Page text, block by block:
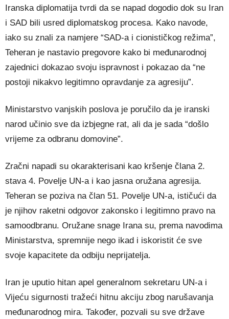
Iranska diplomatija tvrdi da se napad dogodio dok su Iran
i SAD bili usred diplomatskog procesa. Kako navode,
iako su znali za namjere “SAD-a i cionističkog režima”,
Teheran je nastavio pregovore kako bi međunarodnoj
zajednici dokazao svoju ispravnost i pokazao da “ne
postoji nikakvo legitimno opravdanje za agresiju”.
Ministarstvo vanjskih poslova je poručilo da je iranski
narod učinio sve da izbjegne rat, ali da je sada “došlo
vrijeme za odbranu domovine”.
Zračni napadi su okarakterisani kao kršenje člana 2.
stava 4. Povelje UN-a i kao jasna oružana agresija.
Teheran se poziva na član 51. Povelje UN-a, ističući da
je njihov raketni odgovor zakonsko i legitimno pravo na
samoodbranu. Oružane snage Irana su, prema navodima
Ministarstva, spremnije nego ikad i iskoristit će sve
svoje kapacitete da odbiju neprijatelja.
Iran je uputio hitan apel generalnom sekretaru UN-a i
Vijeću sigurnosti tražeći hitnu akciju zbog narušavanja
međunarodnog mira. Također, pozvali su sve države